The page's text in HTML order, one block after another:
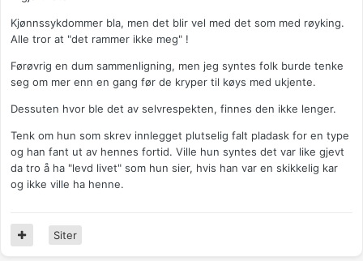
Kjønnssykdommer bla, men det blir vel med det som med røyking.
Alle tror at "det rammer ikke meg" !
Førøvrig en dum sammenligning, men jeg syntes folk burde tenke
seg om mer enn en gang før de kryper til køys med ukjente.
Dessuten hvor ble det av selvrespekten, finnes den ikke lenger.
Tenk om hun som skrev innlegget plutselig falt pladask for en type
og han fant ut av hennes fortid. Ville hun syntes det var like gjevt
da tro å ha "levd livet" som hun sier, hvis han var en skikkelig kar
og ikke ville ha henne.
Siter